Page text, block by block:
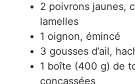
2 poivrons jaunes,
lamelles
1 oignon, émincé
3 gousses d’ail,
1 boîte (400 g) de
concassées